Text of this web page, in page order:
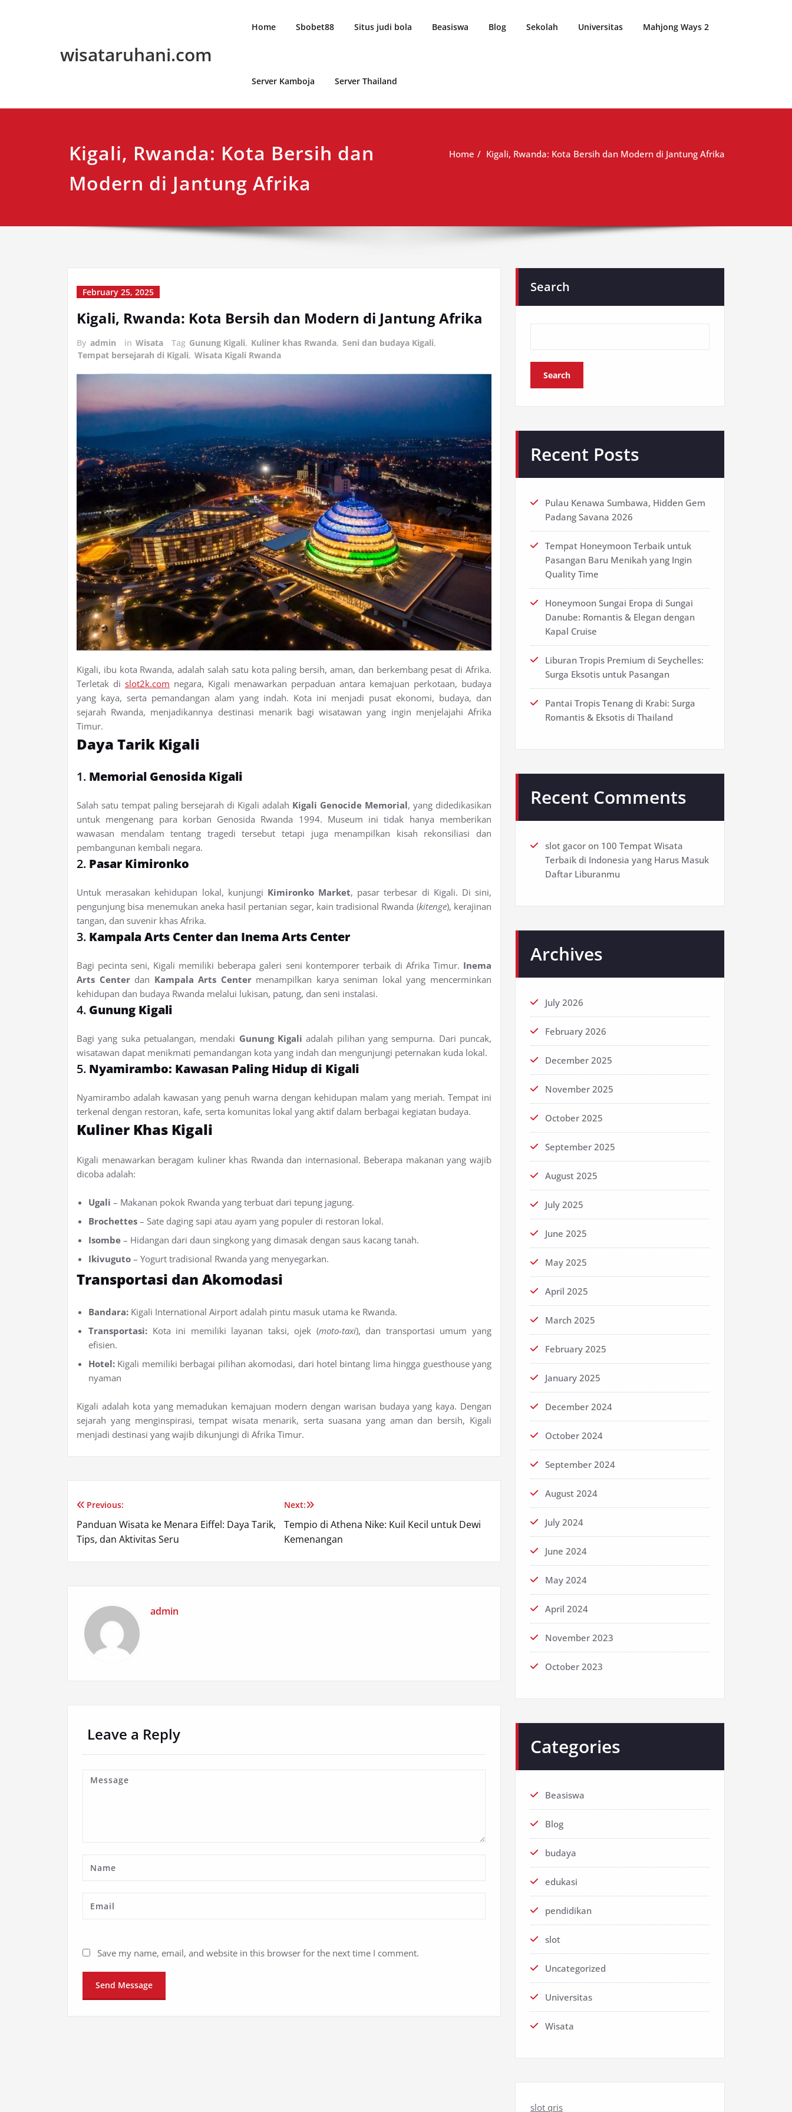
wisataruhani.com
Home Sbobet88 Situs judi bola Beasiswa Blog Sekolah Universitas Mahjong Ways 2
Server Kamboja Server Thailand
Kigali, Rwanda: Kota Bersih dan
Modern di Jantung Afrika
Home Kigali, Rwanda: Kota Bersih dan Modern di Jantung Afrika
February 25, 2025
Kigali, Rwanda: Kota Bersih dan Modern di Jantung Afrika
By admin in Wisata Tag Gunung Kigali, Kuliner khas Rwanda, Seni dan budaya Kigali,
Tempat bersejarah di Kigali, Wisata Kigali Rwanda
Kigali, ibu kota Rwanda, adalah salah satu kota paling bersih, aman, dan berkembang pesat di Afrika.
Terletak di slot2k.com negara, Kigali menawarkan perpaduan antara kemajuan perkotaan, budaya
yang kaya, serta pemandangan alam yang indah. Kota ini menjadi pusat ekonomi, budaya, dan
sejarah Rwanda, menjadikannya destinasi menarik bagi wisatawan yang ingin menjelajahi Afrika
Timur.
Daya Tarik Kigali
1. Memorial Genosida Kigali
Salah satu tempat paling bersejarah di Kigali adalah Kigali Genocide Memorial, yang didedikasikan
untuk mengenang para korban Genosida Rwanda 1994. Museum ini tidak hanya memberikan
wawasan mendalam tentang tragedi tersebut tetapi juga menampilkan kisah rekonsiliasi dan
pembangunan kembali negara.
2. Pasar Kimironko
Untuk merasakan kehidupan lokal, kunjungi Kimironko Market, pasar terbesar di Kigali. Di sini,
pengunjung bisa menemukan aneka hasil pertanian segar, kain tradisional Rwanda (kitenge), kerajinan
tangan, dan suvenir khas Afrika.
3. Kampala Arts Center dan Inema Arts Center
Bagi pecinta seni, Kigali memiliki beberapa galeri seni kontemporer terbaik di Afrika Timur. Inema
Arts Centerdan Kampala Arts Centermenampilkan karya seniman lokal yang mencerminkan
kehidupan dan budaya Rwanda melalui lukisan, patung, dan seni instalasi.
4. Gunung Kigali
Bagi yang suka petualangan, mendaki Gunung Kigali adalah pilihan yang sempurna. Dari puncak,
wisatawan dapat menikmati pemandangan kota yang indah dan mengunjungi peternakan kuda lokal.
5. Nyamirambo: Kawasan Paling Hidup di Kigali
Nyamirambo adalah kawasan yang penuh warna dengan kehidupan malam yang meriah. Tempat ini
terkenal dengan restoran, kafe, serta komunitas lokal yang aktif dalam berbagai kegiatan budaya.
Kuliner Khas Kigali
Kigali menawarkan beragam kuliner khas Rwanda dan internasional. Beberapa makanan yang wajib
dicoba adalah:
Ugali – Makanan pokok Rwanda yang terbuat dari tepung jagung.
Brochettes – Sate daging sapi atau ayam yang populer di restoran lokal.
Isombe – Hidangan dari daun singkong yang dimasak dengan saus kacang tanah.
Ikivuguto – Yogurt tradisional Rwanda yang menyegarkan.
Transportasi dan Akomodasi
Bandara: Kigali International Airport adalah pintu masuk utama ke Rwanda.
Transportasi: Kota ini memiliki layanan taksi, ojek (moto-taxi), dan transportasi umum yang
efisien.
Hotel: Kigali memiliki berbagai pilihan akomodasi, dari hotel bintang lima hingga guesthouse yang
nyaman
Kigali adalah kota yang memadukan kemajuan modern dengan warisan budaya yang kaya. Dengan
sejarah yang menginspirasi, tempat wisata menarik, serta suasana yang aman dan bersih, Kigali
menjadi destinasi yang wajib dikunjungi di Afrika Timur.
Post
navigation
Previous:
Panduan Wisata ke Menara Eiffel: Daya Tarik,
Tips, dan Aktivitas Seru
Next:
Tempio di Athena Nike: Kuil Kecil untuk Dewi
Kemenangan
admin
Leave a Reply
Save my name, email, and website in this browser for the next time I comment.
Search
Search
Recent Posts
Pulau Kenawa Sumbawa, Hidden Gem
Padang Savana 2026
Tempat Honeymoon Terbaik untuk
Pasangan Baru Menikah yang Ingin
Quality Time
Honeymoon Sungai Eropa di Sungai
Danube: Romantis & Elegan dengan
Kapal Cruise
Liburan Tropis Premium di Seychelles:
Surga Eksotis untuk Pasangan
Pantai Tropis Tenang di Krabi: Surga
Romantis & Eksotis di Thailand
Recent Comments
slot gacor on 100 Tempat Wisata
Terbaik di Indonesia yang Harus Masuk
Daftar Liburanmu
Archives
July 2026
February 2026
December 2025
November 2025
October 2025
September 2025
August 2025
July 2025
June 2025
May 2025
April 2025
March 2025
February 2025
January 2025
December 2024
October 2024
September 2024
August 2024
July 2024
June 2024
May 2024
April 2024
November 2023
October 2023
Categories
Beasiswa
Blog
budaya
edukasi
pendidikan
slot
Uncategorized
Universitas
Wisata
slot qris